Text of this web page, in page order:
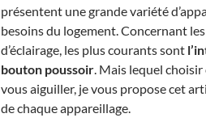
présentent une grande variété
besoins du logement. Concernant
d’éclairage, les plus courants sont
bouton poussoir. Mais lequel
vous aiguiller, je vous propose cet
de chaque appareillage.